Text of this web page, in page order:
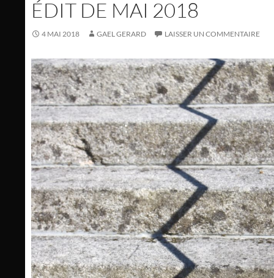
ÉDIT DE MAI 2018
4 MAI 2018 GAEL GERARD LAISSER UN COMMENTAIRE